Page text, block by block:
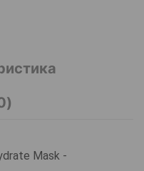
Mask -